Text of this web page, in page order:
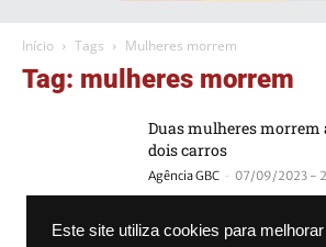
Este site utiliza cookies para
Início Tags Mulheres morrem
Tag: mulheres morrem
Duas mulheres morrem
dois carros
Agência GBC - 07/09/2023 -